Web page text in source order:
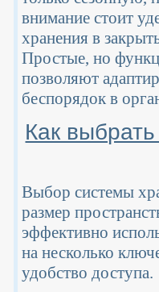
внимание стоит
хранения в
Простые, но
позволяют
беспорядок в
Как
Выбор системы
размер
эффективно
на несколько
удобство доступа.